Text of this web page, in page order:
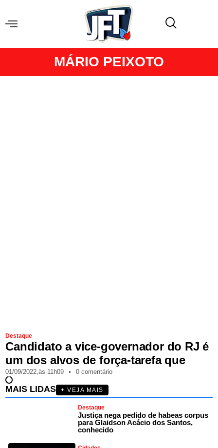
MÁRIO PEIXOTO
Destaque
Candidato a vice-governador do RJ é
um dos alvos de força-tarefa que
01/09/2022,às 11h09 • 0 comentário
MAIS LIDAS + VEJA MAIS
Destaque
Justiça nega pedido de habeas corpus
para Glaidson Acácio dos Santos,
conhecido